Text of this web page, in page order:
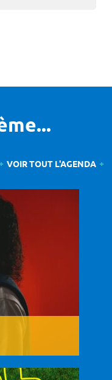
VOIR TOUT L'AGENDA